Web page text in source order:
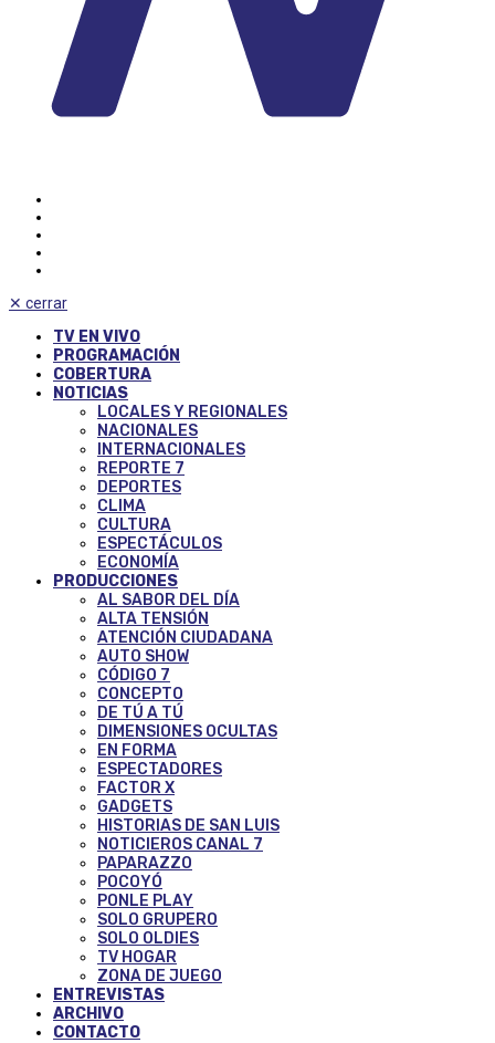
✕ cerrar
TV EN VIVO
PROGRAMACIÓN
COBERTURA
NOTICIAS
LOCALES Y REGIONALES
NACIONALES
INTERNACIONALES
REPORTE 7
DEPORTES
CLIMA
CULTURA
ESPECTÁCULOS
ECONOMÍA
PRODUCCIONES
AL SABOR DEL DÍA
ALTA TENSIÓN
ATENCIÓN CIUDADANA
AUTO SHOW
CÓDIGO 7
CONCEPTO
DE TÚ A TÚ
DIMENSIONES OCULTAS
EN FORMA
ESPECTADORES
FACTOR X
GADGETS
HISTORIAS DE SAN LUIS
NOTICIEROS CANAL 7
PAPARAZZO
POCOYÓ
PONLE PLAY
SOLO GRUPERO
SOLO OLDIES
TV HOGAR
ZONA DE JUEGO
ENTREVISTAS
ARCHIVO
CONTACTO